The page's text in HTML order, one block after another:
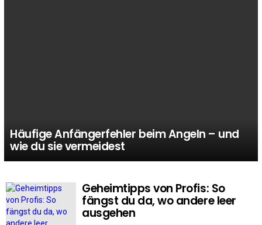
Häufige Anfängerfehler beim Angeln – und
wie du sie vermeidest
MORE
STORIES
Geheimtipps von Profis: So
fängst du da, wo andere leer
ausgehen